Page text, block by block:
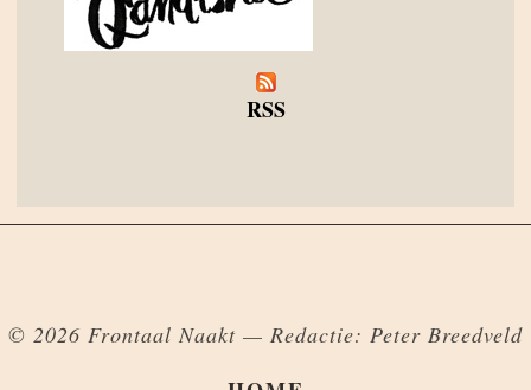
RSS
© 2026 Frontaal Naakt — Redactie: Peter Breedveld